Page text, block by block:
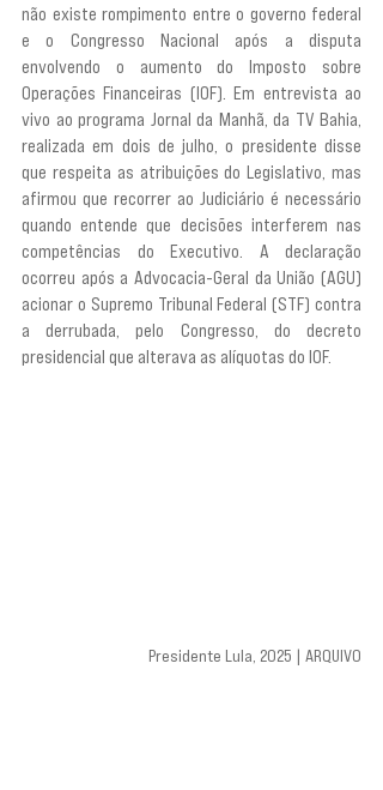
não existe rompimento entre o governo federal
e o Congresso Nacional após a disputa
envolvendo o aumento do Imposto sobre
Operações Financeiras (IOF). Em entrevista ao
vivo ao programa Jornal da Manhã, da TV Bahia,
realizada em dois de julho, o presidente disse
que respeita as atribuições do Legislativo, mas
afirmou que recorrer ao Judiciário é necessário
quando entende que decisões interferem nas
competências do Executivo. A declaração
ocorreu após a Advocacia-Geral da União (AGU)
acionar o Supremo Tribunal Federal (STF) contra
a derrubada, pelo Congresso, do decreto
presidencial que alterava as alíquotas do IOF.
Presidente Lula, 2025 | ARQUIVO